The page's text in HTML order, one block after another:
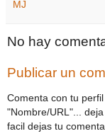
MJ
No hay
Publicar un
Comenta con tu
"Nombre/URL"...
facil dejas tu